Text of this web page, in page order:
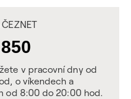
v pracovní dny od
o víkendech a
od 8:00 do 20:00 hod.